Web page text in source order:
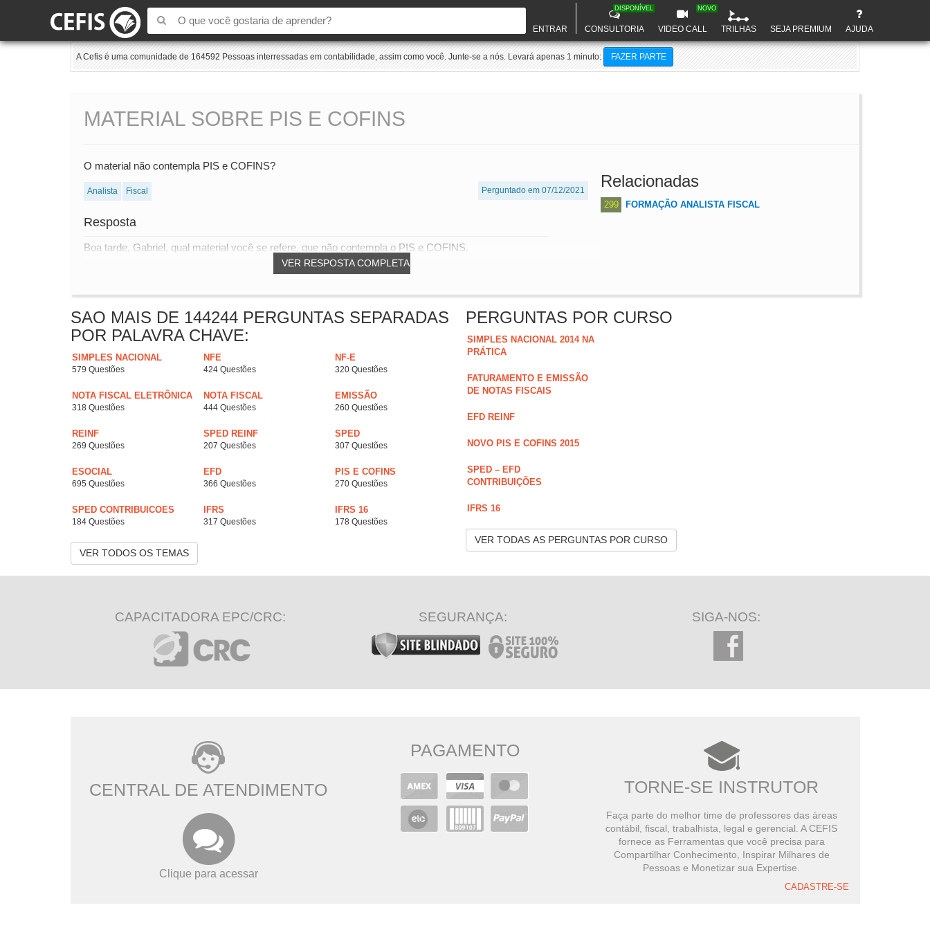
ENTRAR CONSULTORIA
DISPONÍVEL
VIDEO CALL
NOVO
TRILHAS SEJA PREMIUM AJUDA
A Cefis é uma comunidade de 164592 Pessoas interressadas em contabilidade, assim como você. Junte-se a nós. Levará apenas 1 minuto: FAZER PARTE
MATERIAL SOBRE PIS E COFINS
O material não contempla PIS e COFINS?
Analista Fiscal Perguntado em 07/12/2021
Resposta
VER RESPOSTA COMPLETA
Boa tarde, Gabriel, qual material você se refere, que não contempla o PIS e COFINS.
Relacionadas
299 FORMAÇÃO ANALISTA FISCAL
SAO MAIS DE 144244 PERGUNTAS SEPARADAS
POR PALAVRA CHAVE:
SIMPLES NACIONAL
579 Questões
NFE
424 Questões
NF-E
320 Questões
NOTA FISCAL ELETRÔNICA
318 Questões
NOTA FISCAL
444 Questões
EMISSÃO
260 Questões
REINF
269 Questões
SPED REINF
207 Questões
SPED
307 Questões
ESOCIAL
695 Questões
EFD
366 Questões
PIS E COFINS
270 Questões
SPED CONTRIBUICOES
184 Questões
IFRS
317 Questões
IFRS 16
178 Questões
VER TODOS OS TEMAS
PERGUNTAS POR CURSO
SIMPLES NACIONAL 2014 NA
PRÁTICA
FATURAMENTO E EMISSÃO
DE NOTAS FISCAIS
EFD REINF
NOVO PIS E COFINS 2015
SPED – EFD
CONTRIBUIÇÕES
IFRS 16
VER TODAS AS PERGUNTAS POR CURSO
CAPACITADORA EPC/CRC: SEGURANÇA: SIGA-NOS:
CENTRAL DE ATENDIMENTO
Clique para acessar
PAGAMENTO
TORNE-SE INSTRUTOR
Faça parte do melhor time de professores das áreas
contábil, fiscal, trabalhista, legal e gerencial. A CEFIS
fornece as Ferramentas que você precisa para
Compartilhar Conhecimento, Inspirar Milhares de
Pessoas e Monetizar sua Expertise.
CADASTRE-SE